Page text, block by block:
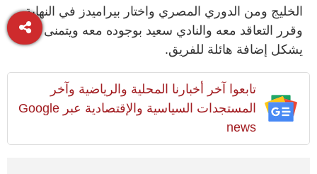
الخليج ومن الدوري المصري واختار بيراميدز في النهاية
وقرر التعاقد معه والنادي سعيد بوجوده معه ويتمنى أن
يشكل إضافة هائلة للفريق.
تابعوا آخر أخبارنا المحلية والرياضية وآخر
المستجدات السياسية والإقتصادية عبر Google
news